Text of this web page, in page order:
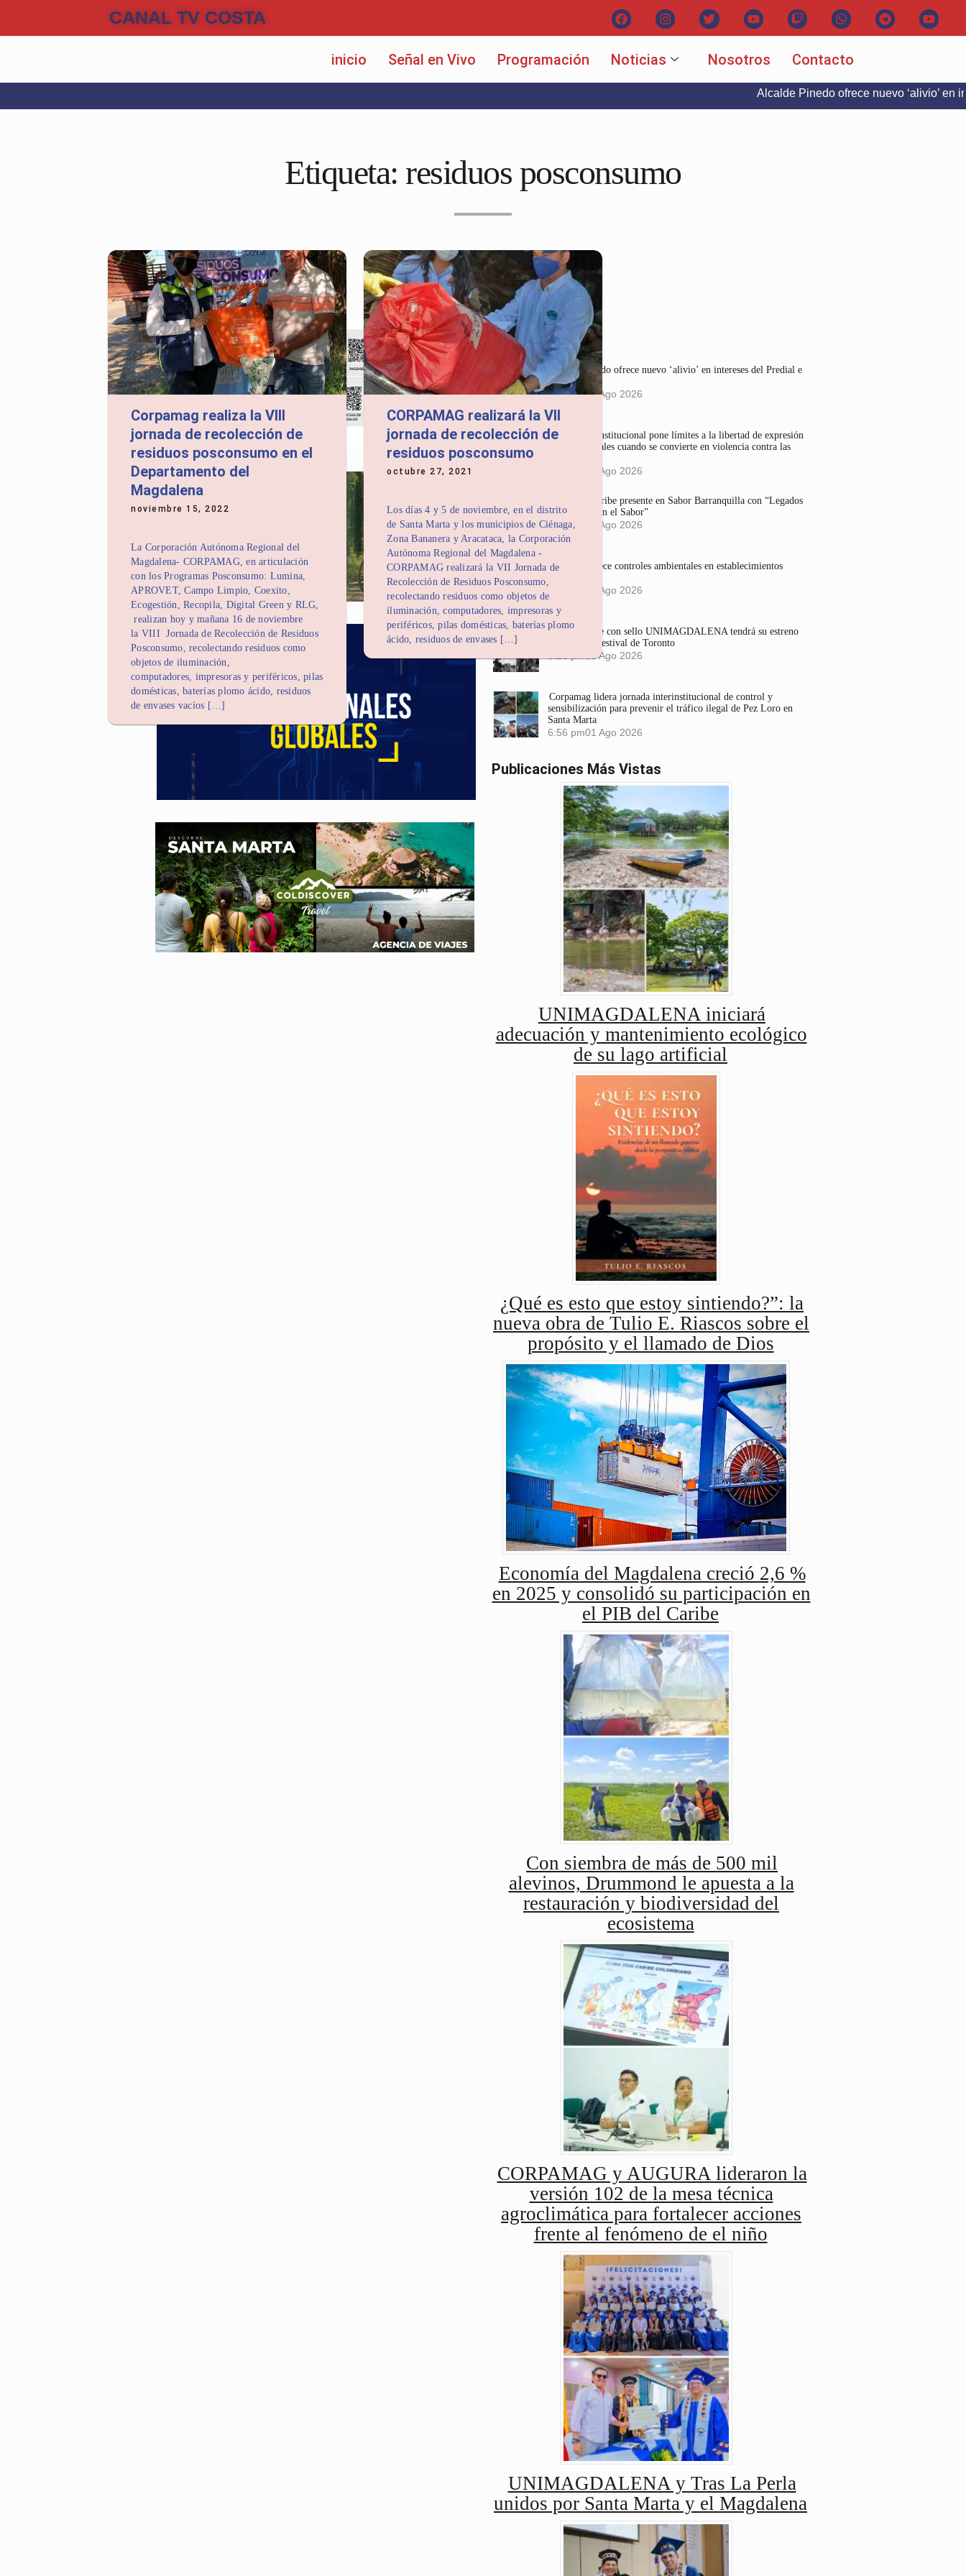
CANAL TV COSTA
inicio Señal en Vivo Programación Noticias Nosotros Contacto
Alcalde Pinedo ofrece nuevo ‘alivio’ en intereses
Etiqueta: residuos posconsumo
Corpamag realiza la VIII
jornada de recolección de
residuos posconsumo en el
Departamento del
Magdalena
noviembre 15, 2022
La Corporación Autónoma Regional del
Magdalena- CORPAMAG, en articulación
con los Programas Posconsumo: Lumina,
APROVET, Campo Limpio, Coexito,
Ecogestión, Recopila, Digital Green y RLG,
realizan hoy y mañana 16 de noviembre
la VIII Jornada de Recolección de Residuos
Posconsumo, recolectando residuos como
objetos de iluminación,
computadores, impresoras y periféricos, pilas
domésticas, baterías plomo ácido, residuos
de envases vacíos […]
CORPAMAG realizará la VII
jornada de recolección de
residuos posconsumo
octubre 27, 2021
Los días 4 y 5 de noviembre, en el distrito
de Santa Marta y los municipios de Ciénaga,
Zona Bananera y Aracataca, la Corporación
Autónoma Regional del Magdalena -
CORPAMAG realizará la VII Jornada de
Recolección de Residuos Posconsumo,
recolectando residuos como objetos de
iluminación, computadores, impresoras y
periféricos, pilas domésticas, baterías plomo
ácido, residuos de envases […]
Últimas noticias
Alcalde Pinedo ofrece nuevo ‘alivio’ en intereses del Predial e
ICA
7:21 pm08 Ago 2026
La Corte Constitucional pone límites a la libertad de expresión
en redes sociales cuando se convierte en violencia contra las
05 Ago 2026
Gases del Caribe presente en Sabor Barranquilla con “Legados
que Conservan el Sabor”
4:18 pm
05 Ago 2026
Dadsa fortalece controles ambientales en establecimientos
05 Ago 2026
Largometraje con sello UNIMAGDALENA tendrá su estreno
mundial en Festival de Toronto
05 Ago 2026
Corpamag lidera jornada interinstitucional de control y
sensibilización para prevenir el tráfico ilegal de Pez Loro en
Santa Marta
6:56 pm01 Ago 2026
Publicaciones Más Vistas
UNIMAGDALENA iniciará
adecuación y mantenimiento ecológico
de su lago artificial
¿Qué es esto que estoy sintiendo?”: la
nueva obra de Tulio E. Riascos sobre el
propósito y el llamado de Dios
Economía del Magdalena creció 2,6 %
en 2025 y consolidó su participación en
el PIB del Caribe
Con siembra de más de 500 mil
alevinos, Drummond le apuesta a la
restauración y biodiversidad del
ecosistema
CORPAMAG y AUGURA lideraron la
versión 102 de la mesa técnica
agroclimática para fortalecer acciones
frente al fenómeno de el niño
UNIMAGDALENA y Tras La Perla
unidos por Santa Marta y el Magdalena